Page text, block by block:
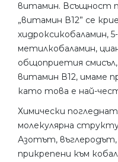
витамин. Всъщност
„витамин В12” се
хидроксикобаламин,
метилкобаламин,
общоприетия
витамин В12, имаме
като това е най-
Химически
молекулярна
Азотът,
прикрепени към